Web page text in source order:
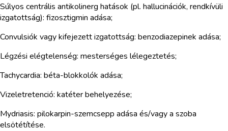
Súlyos centrális antikolinerg hatások (pl. hallucinációk, rendkívüli
izgatottság): fizosztigmin adása;
Convulsiók vagy kifejezett izgatottság: benzodiazepinek adása;
Légzési elégtelenség: mesterséges lélegeztetés;
Tachycardia: béta-blokkolók adása;
Vizeletretenció: katéter behelyezése;
Mydriasis: pilokarpin-szemcsepp adása és/vagy a szoba
elsötétítése.